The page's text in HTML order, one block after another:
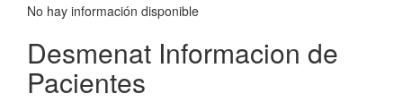
No hay información disponible
Desmenat Informacion de
Pacientes